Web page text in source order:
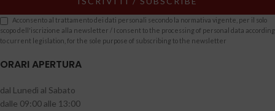
Acconsento al trattamento dei dati personali secondo la normativa vigente, per il solo
scopo dell'iscrizione alla newsletter / I consent to the processing of personal data according
to current legislation, for the sole purpose of subscribing to the newsletter
ORARI APERTURA
dal Lunedì al Sabato
dalle 09:00 alle 13:00